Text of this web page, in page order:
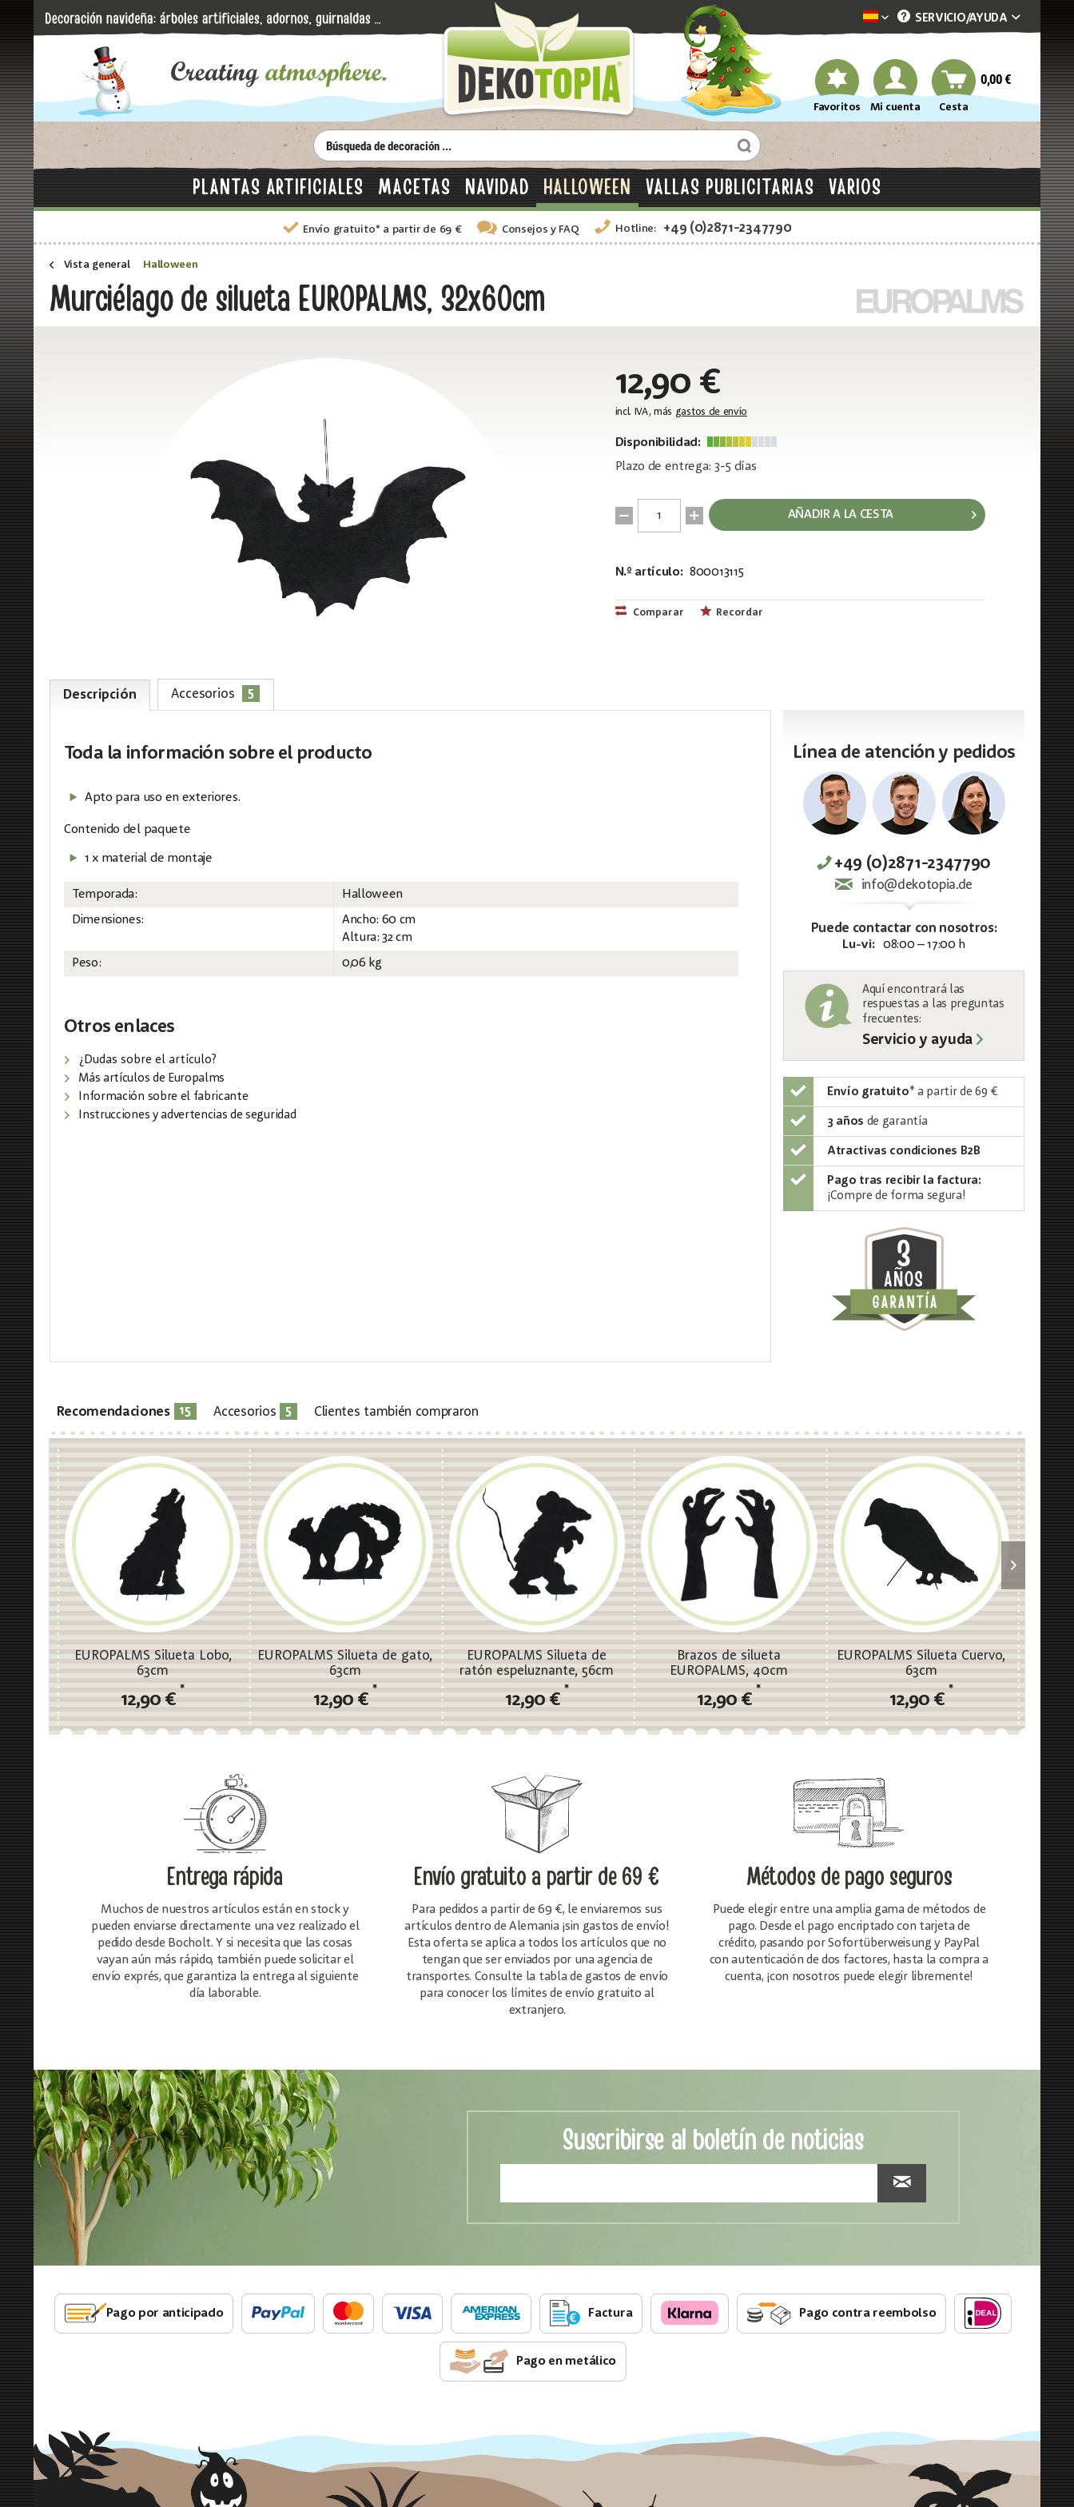
Dekotopia spanisch
SERVICIO/AYUDA
Favoritos Mi cuenta Cesta
0,00 €
PLANTAS ARTIFICIALES MACETAS NAVIDAD HALLOWEEN VALLAS PUBLICITARIAS VARIOS
Envío gratuito* a partir de 69 € Consejos y FAQ Hotline: +49 (0)2871-2347790
Vista general Halloween
Murciélago de silueta EUROPALMS, 32x60cm
12,90 €
incl. IVA, más gastos de envío
Disponibilidad:
Plazo de entrega: 3-5 días
AÑADIR A LA CESTA
N.º artículo: 800013115
Comparar Recordar
Descripción Accesorios 5
Toda la información sobre el producto
Apto para uso en exteriores.
Contenido del paquete
1 x material de montaje
Temporada:
Halloween
Dimensiones:
Ancho: 60 cm
Altura: 32 cm
Peso:
0,06 kg
Otros enlaces
¿Dudas sobre el artículo?
Más artículos de Europalms
Información sobre el fabricante
Instrucciones y advertencias de seguridad
Línea de atención y pedidos
+49 (0)2871-2347790
info@dekotopia.de
Puede contactar con nosotros:
Lu-vi: 08:00 – 17:00 h
Aquí encontrará las
respuestas a las preguntas
frecuentes:
Servicio y ayuda
Envío gratuito* a partir de 69 €
3 años de garantía
Atractivas condiciones B2B
Pago tras recibir la factura:
¡Compre de forma segura!
Recomendaciones 15 Accesorios 5 Clientes también compraron
EUROPALMS Silueta Lobo,
63cm
12,90 €
*
EUROPALMS Silueta de gato,
63cm
12,90 €
*
EUROPALMS Silueta de
ratón espeluznante, 56cm
12,90 €
*
Brazos de silueta
EUROPALMS, 40cm
12,90 €
*
EUROPALMS Silueta Cuervo,
63cm
12,90 €
*
Entrega rápida
Muchos de nuestros artículos están en stock y
pueden enviarse directamente una vez realizado el
pedido desde Bocholt. Y si necesita que las cosas
vayan aún más rápido, también puede solicitar el
envío exprés, que garantiza la entrega al siguiente
día laborable.
Envío gratuitoa partir de 69 €
Para pedidos a partir de 69 €, le enviaremos sus
artículos dentro de Alemania ¡sin gastos de envío!
Esta oferta se aplica a todos los artículos que no
tengan que ser enviados por una agencia de
transportes. Consulte la tabla de gastos de envío
para conocer los límites de envío gratuito al
extranjero.
Métodos de pago seguros
Puede elegir entre una amplia gama de métodos de
pago. Desde el pago encriptado con tarjeta de
crédito, pasando por Sofortüberweisung y PayPal
con autenticación de dos factores, hasta la compra a
cuenta, ¡con nosotros puede elegir libremente!
Suscribirse al boletín de noticias
Pago por anticipado Factura Pago contra reembolso
Pago en metálico